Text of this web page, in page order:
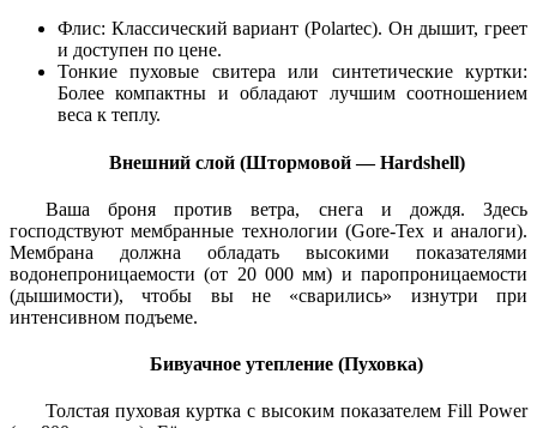
Флис: Классический вариант (Polartec). Он дышит, греет
и доступен по цене.
Тонкие пуховые свитера или синтетические куртки:
Более компактны и обладают лучшим соотношением
веса к теплу.
Внешний слой (Штормовой — Hardshell)
Ваша броня против ветра, снега и дождя. Здесь
господствуют мембранные технологии (Gore-Tex и аналоги).
Мембрана должна обладать высокими показателями
водонепроницаемости (от 20 000 мм) и паропроницаемости
(дышимости), чтобы вы не «сварились» изнутри при
интенсивном подъеме.
Бивуачное утепление (Пуховка)
Толстая пуховая куртка с высоким показателем Fill Power